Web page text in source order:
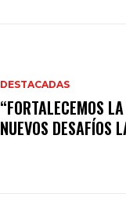
DESTACADAS
“FORTALECEMOS
NUEVOS DESAFÍOS